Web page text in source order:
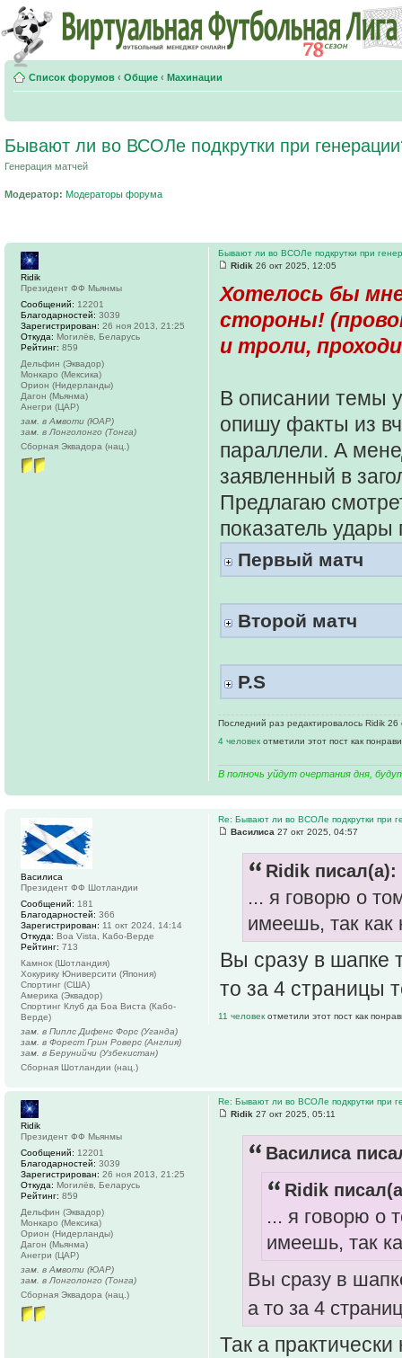
Список форумов ‹ Общие ‹ Махинации
Бывают ли во ВСОЛе подкрутки при
Генерация матчей
Модератор: Модераторы форума
Бывают ли во ВСОЛе подкрутки при
Ridik 26 окт 2025, 12:05
Хотелось бы
стороны!
и троли,
В описании темы
опишу факты из
параллели. А
заявленный в
Предлагаю
показатель
Первый матч
Второй матч
P.S
Последний раз редактировалось Ridik
4 человек отметили этот пост как
В полночь уйдут очертания дня,
Ridik
Президент ФФ Мьянмы
Сообщений: 12201
Благодарностей: 3039
Зарегистрирован: 26 ноя 2013, 21:25
Откуда: Могилёв, Беларусь
Рейтинг: 859
Дельфин (Эквадор)
Монкаро (Мексика)
Орион (Нидерланды)
Дагон (Мьянма)
Анегри (ЦАР)
зам. в Амвоти (ЮАР)
зам. в Лонголонго (Тонга)
Сборная Эквадора (нац.)
Re: Бывают ли во ВСОЛе подкрутки при
Василиса 27 окт 2025, 04:57
Ridik писал(а):
... я говорю о
имеешь, так как
Вы сразу в шапке
то за 4 страницы
11 человек отметили этот пост как
Василиса
Президент ФФ Шотландии
Сообщений: 181
Благодарностей: 366
Зарегистрирован: 11 окт 2024, 14:14
Откуда: Boa Vista, Кабо-Верде
Рейтинг: 713
Камнок (Шотландия)
Хокурику Юниверсити (Япония)
Спортинг (США)
Америка (Эквадор)
Спортинг Клуб да Боа Виста (Кабо-
Верде)
зам. в Пиплс Дифенс Форс (Уганда)
зам. в Форест Грин Роверс (Англия)
зам. в Берунийчи (Узбекистан)
Сборная Шотландии (нац.)
Re: Бывают ли во ВСОЛе подкрутки при
Ridik 27 окт 2025, 05:11
Василиса
Ridik
... я говорю о
имеешь, так
Вы сразу в
а то за 4
Так а
Ridik
Президент ФФ Мьянмы
Сообщений: 12201
Благодарностей: 3039
Зарегистрирован: 26 ноя 2013, 21:25
Откуда: Могилёв, Беларусь
Рейтинг: 859
Дельфин (Эквадор)
Монкаро (Мексика)
Орион (Нидерланды)
Дагон (Мьянма)
Анегри (ЦАР)
зам. в Амвоти (ЮАР)
зам. в Лонголонго (Тонга)
Сборная Эквадора (нац.)